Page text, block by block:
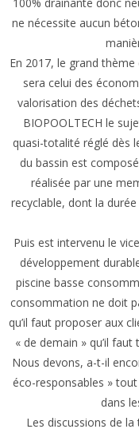
ne nécessite aucun
En 2017, le grand thème
sera celui des
valorisation des
BIOPOOLTECH le
quasi-totalité réglé dès
du bassin est
réalisée par une
recyclable, dont la
Puis est intervenu le
développement
piscine basse
consommation ne doit
qu’il faut proposer aux
« de demain » qu’il
Nous devons, a-t-il
éco-responsables »
dans
Les discussions de